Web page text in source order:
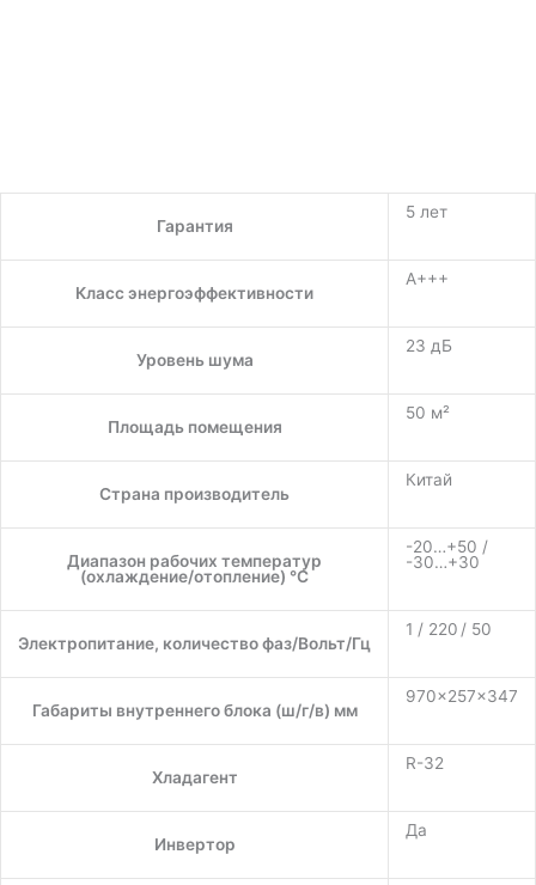
Гарантия
5 лет
Класс энергоэффективности
A+++
Уровень шума
23 дБ
Площадь помещения
50 м²
Страна производитель
Китай
Диапазон рабочих температур
(охлаждение/отопление) °C
-20…+50 /
-30…+30
Электропитание, количество фаз/Вольт/Гц
1 / 220 / 50
Габариты внутреннего блока (ш/г/в) мм
970×257×347
Хладагент
R-32
Инвертор
Да